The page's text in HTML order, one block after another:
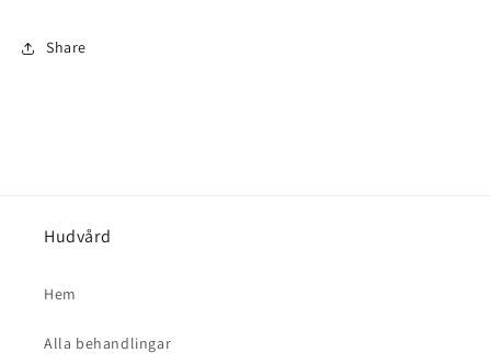
Share
Hudvård
Hem
Alla behandlingar